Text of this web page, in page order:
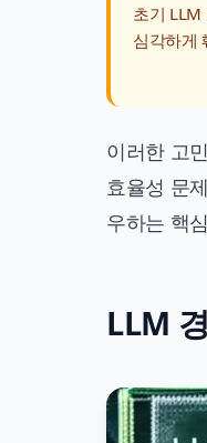
초기 LLM
심각하게
이러한 고
효율성 문
우하는 핵
LLM